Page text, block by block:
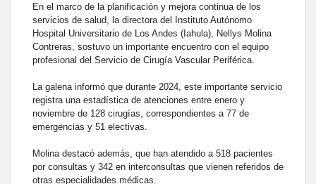
En el marco de la planificación y mejora continua de los
servicios de salud, la directora del Instituto Autónomo
Hospital Universitario de Los Andes (Iahula), Nellys Molina
Contreras, sostuvo un importante encuentro con el equipo
profesional del Servicio de Cirugía Vascular Periférica.
La galena informó que durante 2024, este importante servicio
registra una estadística de atenciones entre enero y
noviembre de 128 cirugías, correspondientes a 77 de
emergencias y 51 electivas.
Molina destacó además, que han atendido a 518 pacientes
por consultas y 342 en interconsultas que vienen referidos de
otras especialidades médicas.